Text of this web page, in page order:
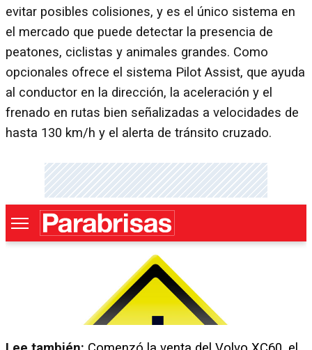
evitar posibles colisiones, y es el único sistema en
el mercado que puede detectar la presencia de
peatones, ciclistas y animales grandes. Como
opcionales ofrece el sistema Pilot Assist, que ayuda
al conductor en la dirección, la aceleración y el
frenado en rutas bien señalizadas a velocidades de
hasta 130 km/h y el alerta de tránsito cruzado.